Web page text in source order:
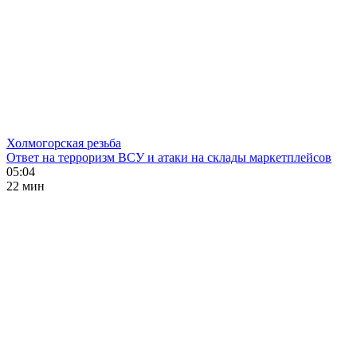
Холмогорская резьба
Ответ на терроризм ВСУ и атаки на склады маркетплейсов
05:04
22 мин